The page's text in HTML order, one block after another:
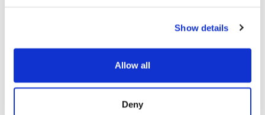
Show details
Allow all
Deny
あります。各設計にはそれぞれ異なるモードフィール
コネクタのバットで機械的接続終端を使用する現場設
置型コネクタは、ファイバのミスマッチによる接続性